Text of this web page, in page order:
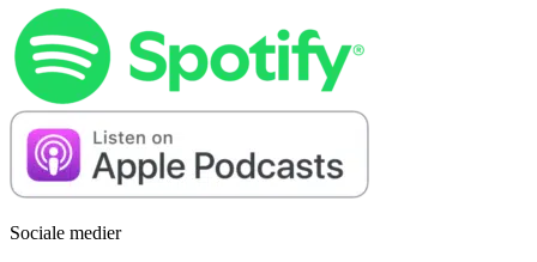
Sociale medier